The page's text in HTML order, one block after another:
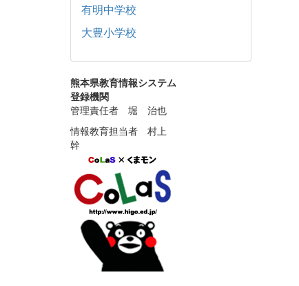
有明中学校
大豊小学校
熊本県教育情報システム
登録機関
管理責任者 堀 治也
情報教育担当者 村上
幹